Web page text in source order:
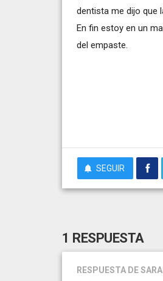
dentista me dijo que
En fin estoy en un
del empaste.
SEGUIR
1 RESPUESTA
RESPUESTA DE